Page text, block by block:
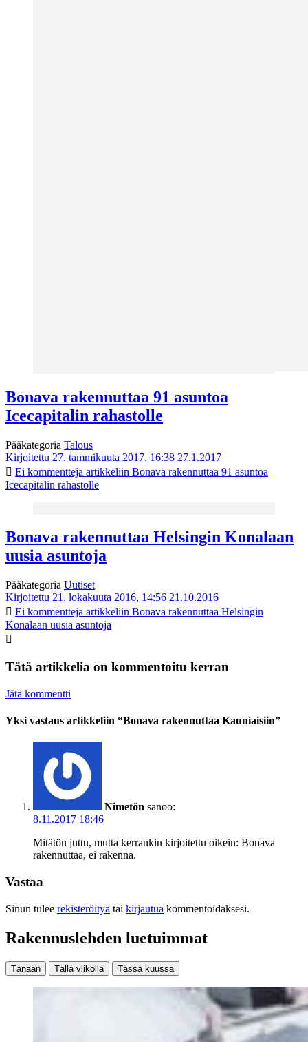
Bonava rakennuttaa 91 asuntoa
Icecapitalin rahastolle
Pääkategoria Talous
Kirjoitettu 27. tammikuuta 2017, 16:38 27.1.2017
Ei kommentteja artikkeliin Bonava rakennuttaa 91 asuntoa
Icecapitalin rahastolle
Bonava rakennuttaa Helsingin Konalaan
uusia asuntoja
Pääkategoria Uutiset
Kirjoitettu 21. lokakuuta 2016, 14:56 21.10.2016
Ei kommentteja artikkeliin Bonava rakennuttaa Helsingin
Konalaan uusia asuntoja
Tätä artikkelia on kommentoitu kerran
Jätä kommentti
Yksi vastaus artikkeliin “Bonava rakennuttaa Kauniaisiin”
Nimetön sanoo:
8.11.2017 18:46
Mitätön juttu, mutta kerrankin kirjoitettu oikein: Bonava
rakennuttaa, ei rakenna.
Vastaa
Sinun tulee rekisteröityä tai kirjautua kommentoidaksesi.
Rakennuslehden luetuimmat
Tänään Tällä viikolla Tässä kuussa